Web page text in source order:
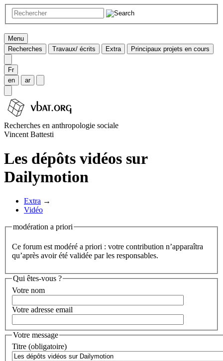
Menu
Recherches
Travaux/ écrits Extra Principaux projets en cours
Fr
en
ar
Recherches en anthropologie sociale
Vincent Battesti
Les dépôts vidéos sur
Dailymotion
Extra →
Vidéo
modération a priori
Ce forum est modéré a priori : votre contribution n’apparaîtra
qu’après avoir été validée par les responsables.
Qui êtes-vous ?
Votre nom
Votre adresse email
Votre message
Titre (obligatoire)